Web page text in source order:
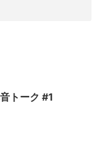
トーク #1